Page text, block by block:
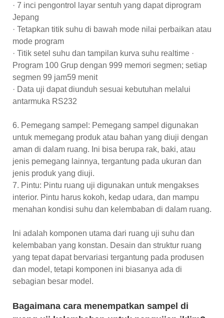
· 7 inci pengontrol layar sentuh yang dapat diprogram
Jepang
· Tetapkan titik suhu di bawah mode nilai perbaikan atau
mode program
· Titik setel suhu dan tampilan kurva suhu realtime ·
Program 100 Grup dengan 999 memori segmen; setiap
segmen 99 jam59 menit
· Data uji dapat diunduh sesuai kebutuhan melalui
antarmuka RS232
6. Pemegang sampel: Pemegang sampel digunakan
untuk memegang produk atau bahan yang diuji dengan
aman di dalam ruang. Ini bisa berupa rak, baki, atau
jenis pemegang lainnya, tergantung pada ukuran dan
jenis produk yang diuji.
7. Pintu: Pintu ruang uji digunakan untuk mengakses
interior. Pintu harus kokoh, kedap udara, dan mampu
menahan kondisi suhu dan kelembaban di dalam ruang.
Ini adalah komponen utama dari ruang uji suhu dan
kelembaban yang konstan. Desain dan struktur ruang
yang tepat dapat bervariasi tergantung pada produsen
dan model, tetapi komponen ini biasanya ada di
sebagian besar model.
Bagaimana cara menempatkan sampel di